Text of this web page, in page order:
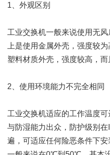
1、外观区别
工业交换机一般来说使用无
上是使用金属外壳，强度较
塑料材质外壳，强度较高，而
2、使用环境能力不完全相同
工业交换机适应的工作温度
与防湿能力出众，防护级别
遍，可适应任何险恶条件下